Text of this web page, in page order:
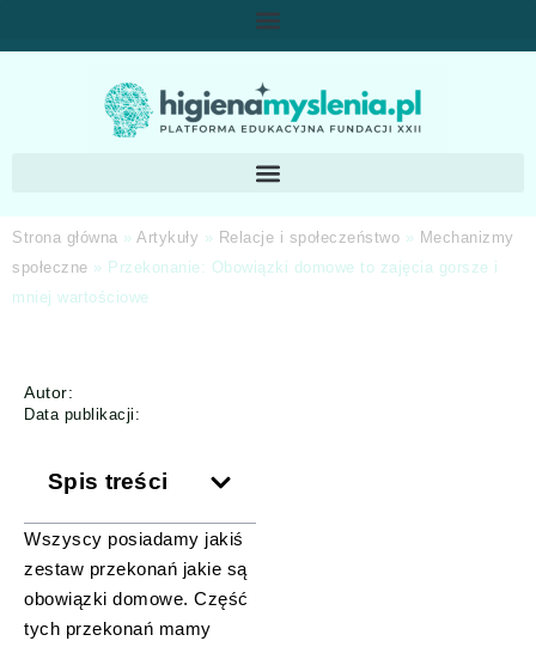
Strona główna » Artykuły » Relacje i społeczeństwo » Mechanizmy
społeczne » Przekonanie: Obowiązki domowe to zajęcia gorsze i
mniej wartościowe
Autor:
Data publikacji:
Spis treści
Wszyscy posiadamy jakiś
zestaw przekonań jakie są
obowiązki domowe. Część
tych przekonań mamy